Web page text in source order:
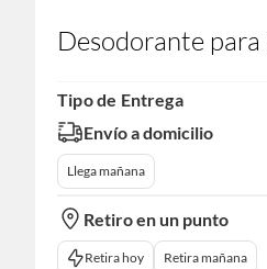
Desodorante para
Tipo de Entrega
Envío a domicilio
Llega mañana
Retiro en un punto
Retira hoy Retira mañana